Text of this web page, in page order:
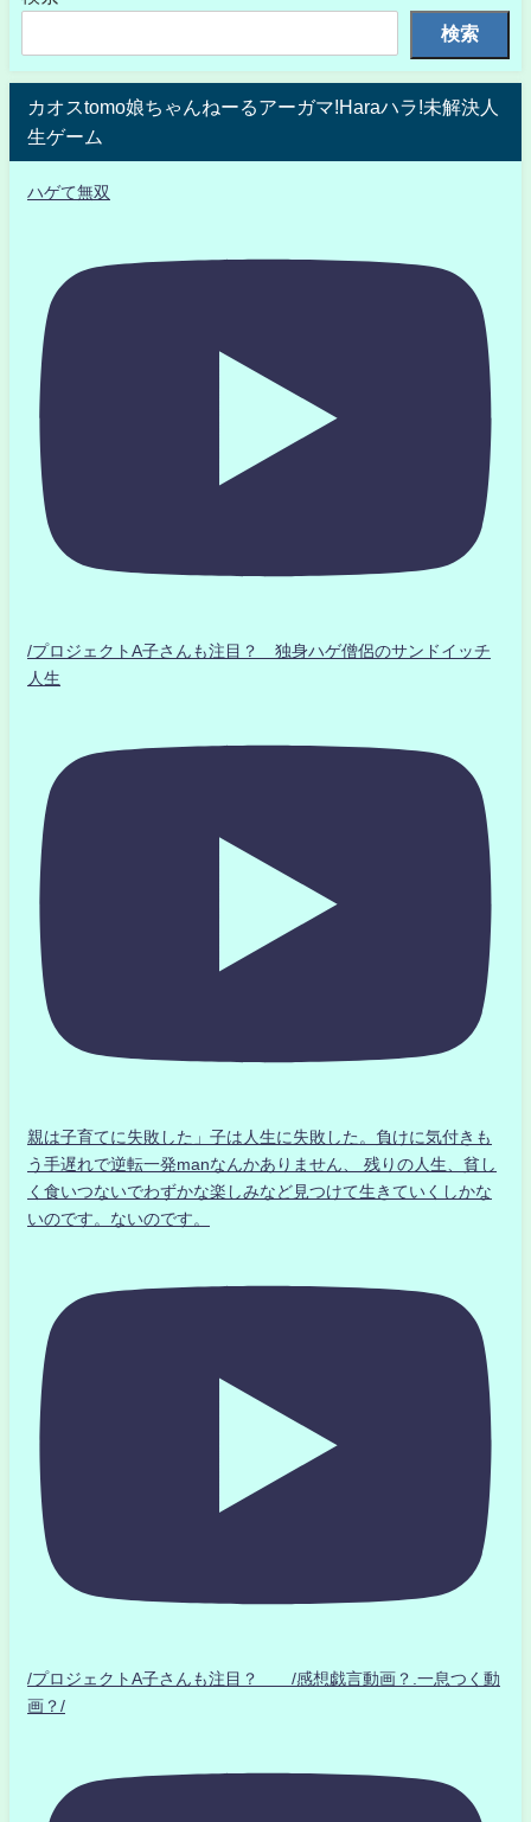
検索
カオスtomo娘ちゃんねーるアーガマ!Haraハラ!未解決人
生ゲーム
ハゲて無双
/プロジェクトA子さんも注目？ 独身ハゲ僧侶のサンドイッチ
人生
親は子育てに失敗した」子は人生に失敗した。負けに気付きも
う手遅れで逆転一発manなんかありません、 残りの人生、貧し
く食いつないでわずかな楽しみなど見つけて生きていくしかな
いのです。ないのです。
/プロジェクトA子さんも注目？ /感想戯言動画？.一息つく動
画？/